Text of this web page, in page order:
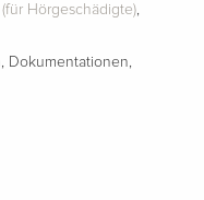
(für Hörgeschädigte),
, Dokumentationen,